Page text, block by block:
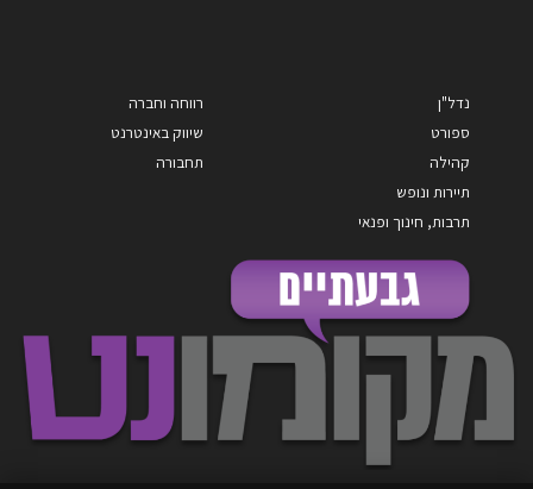
נדל"ן
ספורט
קהילה
תיירות ונופש
תרבות, חינוך ופנאי
רווחה וחברה
שיווק באינטרנט
תחבורה